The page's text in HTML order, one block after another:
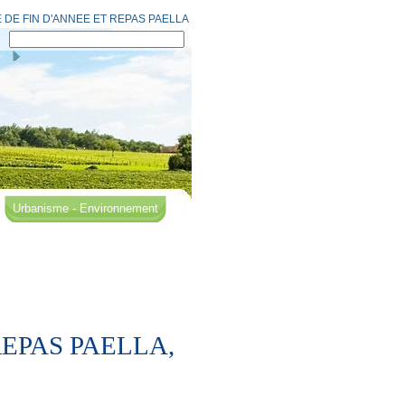
DE FIN D'ANNEE ET REPAS PAELLA
Urbanisme - Environnement
PAELLA,